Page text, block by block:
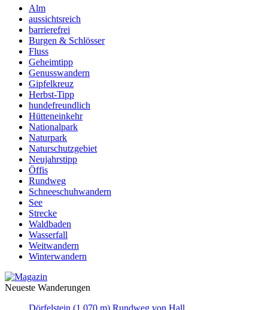
Alm
aussichtsreich
barrierefrei
Burgen & Schlösser
Fluss
Geheimtipp
Genusswandern
Gipfelkreuz
Herbst-Tipp
hundefreundlich
Hütteneinkehr
Nationalpark
Naturpark
Naturschutzgebiet
Neujahrstipp
Öffis
Rundweg
Schneeschuhwandern
See
Strecke
Waldbaden
Wasserfall
Weitwandern
Winterwandern
Neueste Wanderungen